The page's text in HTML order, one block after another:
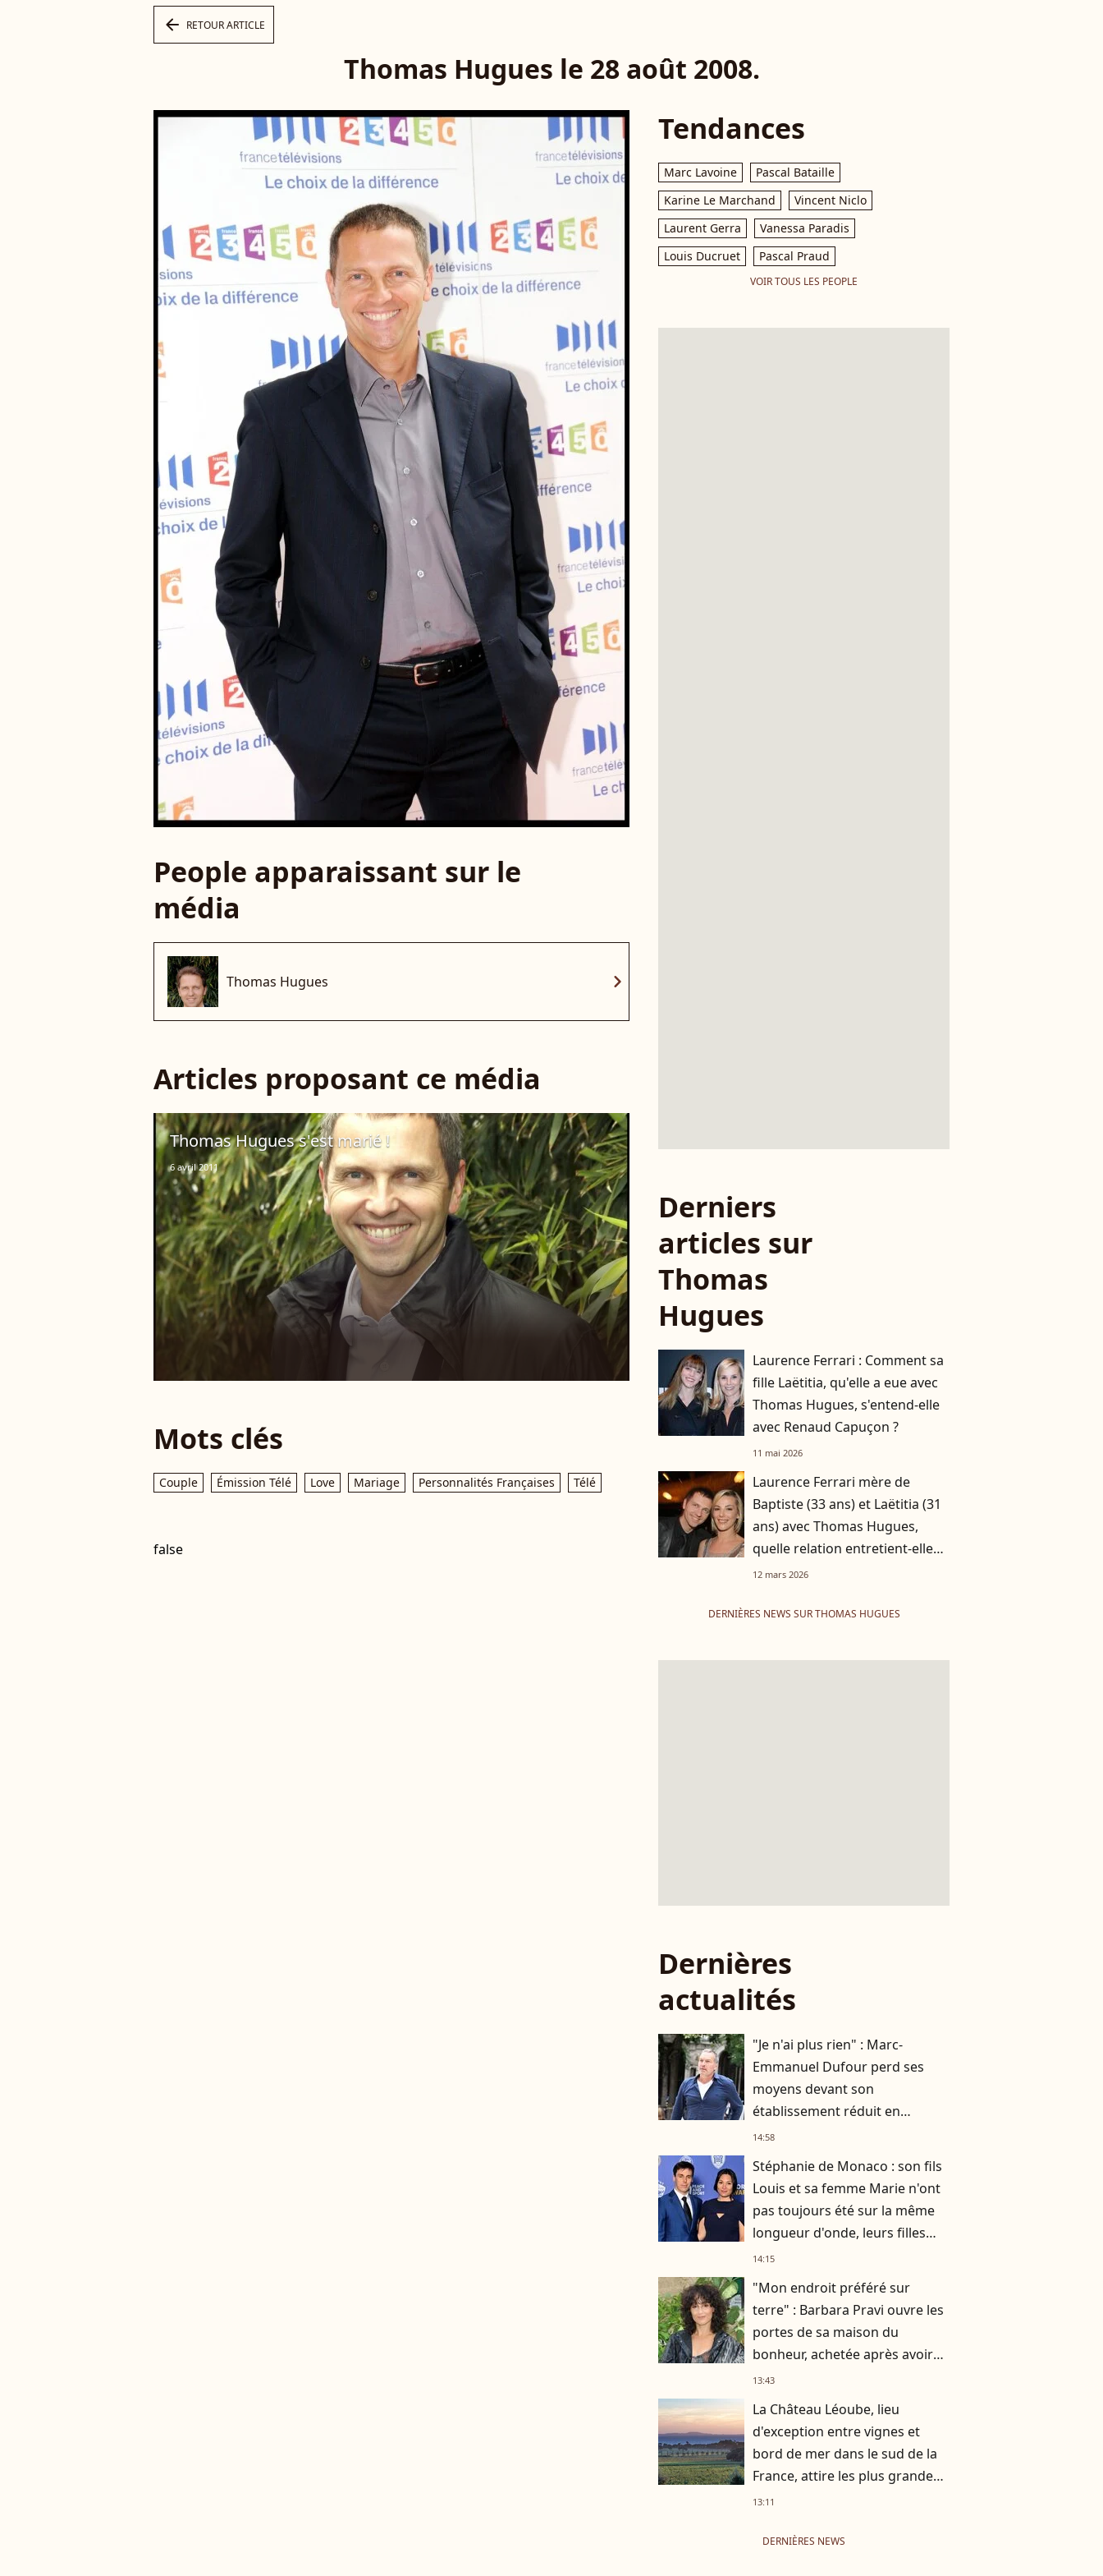
arrow_left RETOUR ARTICLE
Thomas Hugues le 28 août 2008.
People apparaissant sur le
média
Thomas Hugues chevron_right
Articles proposant ce média
Thomas Hugues s'est marié !
6 avril 2011
Mots clés
Couple Émission Télé Love Mariage Personnalités Françaises Télé
false
Tendances
Marc Lavoine
Pascal Bataille
Karine Le Marchand
Vincent Niclo
Laurent Gerra
Vanessa Paradis
Louis Ducruet
Pascal Praud
VOIR TOUS LES PEOPLE
Derniers
articles sur
Thomas
Hugues
Laurence Ferrari : Comment sa
fille Laëtitia, qu'elle a eue avec
Thomas Hugues, s'entend-elle
avec Renaud Capuçon ?
11 mai 2026
Laurence Ferrari mère de
Baptiste (33 ans) et Laëtitia (31
ans) avec Thomas Hugues,
quelle relation entretient-elle
avec son ex-mari ?
12 mars 2026
DERNIÈRES NEWS SUR THOMAS HUGUES
Dernières
actualités
"Je n'ai plus rien" : Marc-
Emmanuel Dufour perd ses
moyens devant son
établissement réduit en
cendres
14:58
Stéphanie de Monaco : son fils
Louis et sa femme Marie n'ont
pas toujours été sur la même
longueur d'onde, leurs filles
concernées
14:15
"Mon endroit préféré sur
terre" : Barbara Pravi ouvre les
portes de sa maison du
bonheur, achetée après avoir
été au RSA
13:43
La Château Léoube, lieu
d'exception entre vignes et
bord de mer dans le sud de la
France, attire les plus grandes
stars du monde
13:11
DERNIÈRES NEWS